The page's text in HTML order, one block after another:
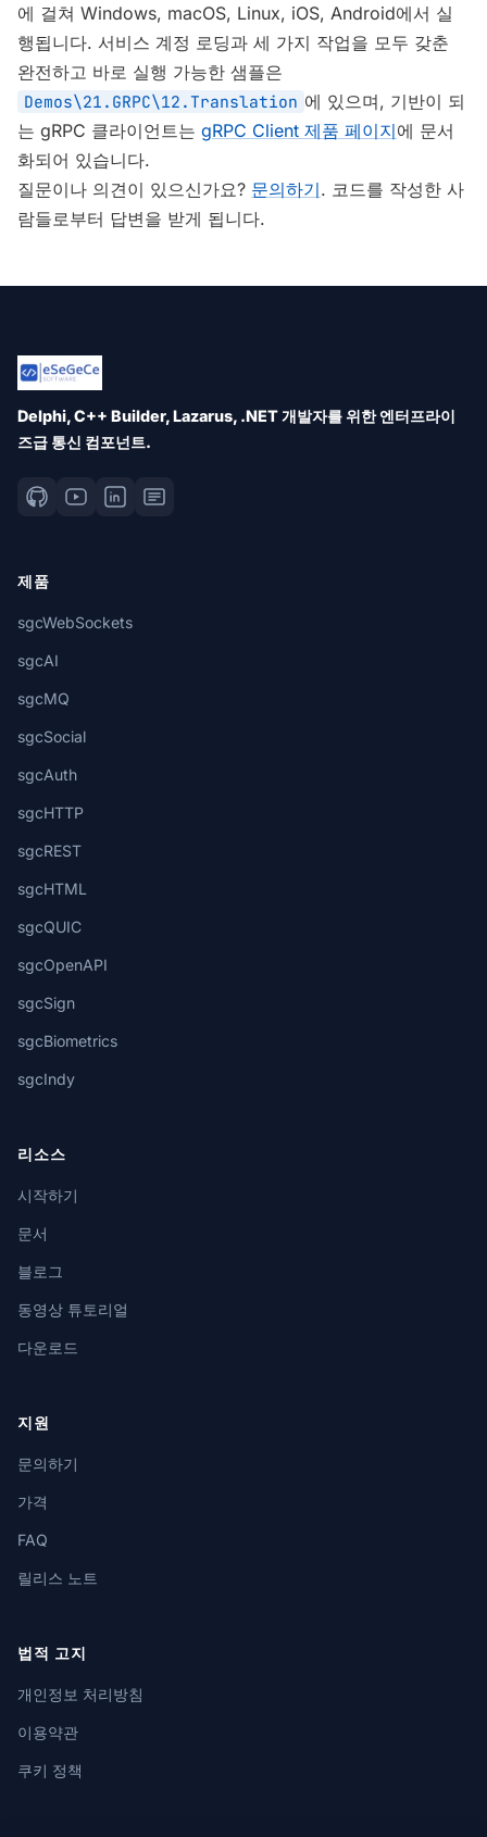
에 걸쳐 Windows, macOS, Linux, iOS, Android에서 실
행됩니다. 서비스 계정 로딩과 세 가지 작업을 모두 갖춘
완전하고 바로 실행 가능한 샘플은
Demos\21.GRPC\12.Translation 에 있으며, 기반이 되
는 gRPC 클라이언트는 gRPC Client 제품 페이지에 문서
화되어 있습니다.
질문이나 의견이 있으신가요? 문의하기. 코드를 작성한 사
람들로부터 답변을 받게 됩니다.
Delphi, C++ Builder, Lazarus, .NET 개발자를 위한 엔터프라이
즈급 통신 컴포넌트.
제품
sgcWebSockets
sgcAI
sgcMQ
sgcSocial
sgcAuth
sgcHTTP
sgcREST
sgcHTML
sgcQUIC
sgcOpenAPI
sgcSign
sgcBiometrics
sgcIndy
리소스
시작하기
문서
블로그
동영상 튜토리얼
다운로드
지원
문의하기
가격
FAQ
릴리스 노트
법적 고지
개인정보 처리방침
이용약관
쿠키 정책